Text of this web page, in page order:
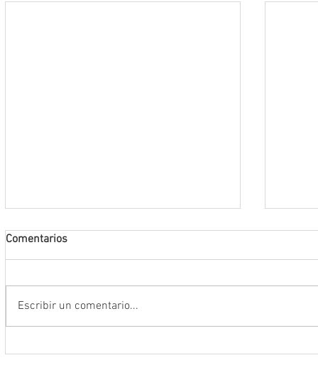
Comentarios
Escribir un comentario...